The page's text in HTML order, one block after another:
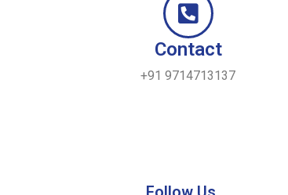
Contact
+91 9714713137